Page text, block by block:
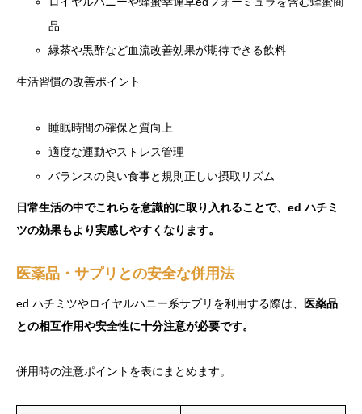
品
緑茶や黒酢など血流改善効果が期待できる飲料
生活習慣の改善ポイント
睡眠時間の確保と質向上
適度な運動やストレス管理
バランスの良い食事と規則正しい摂取リズム
日常生活の中でこれらを意識的に取り入れることで、ed ハチミ
ツの効果もより実感しやすくなります。
医薬品・サプリとの安全な併用法
ed ハチミツやロイヤルハニー系サプリを利用する際は、
医薬品
との相互作用や安全性に十分注意が必要です。
併用時の注意ポイントを表にまとめます。